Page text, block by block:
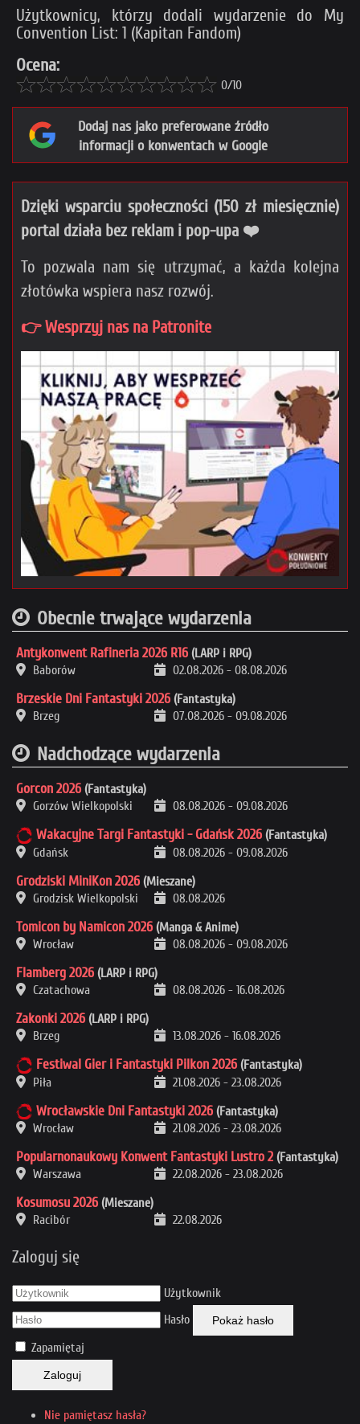
Użytkownicy, którzy dodali wydarzenie do My
Convention List: 1 (Kapitan Fandom)
Ocena:
0/10
Dodaj nas jako preferowane źródło
informacji o konwentach w Google
Dzięki wsparciu społeczności (150 zł miesięcznie)
portal działa bez reklam i pop-upa ❤️
To pozwala nam się utrzymać, a każda kolejna
złotówka wspiera nasz rozwój.
👉 Wesprzyj nas na Patronite
Obecnie trwające wydarzenia
Antykonwent Rafineria 2026 R16 (LARP i RPG)
Baborów
02.08.2026 - 08.08.2026
Brzeskie Dni Fantastyki 2026 (Fantastyka)
Brzeg
07.08.2026 - 09.08.2026
Nadchodzące wydarzenia
Gorcon 2026 (Fantastyka)
Gorzów Wielkopolski
08.08.2026 - 09.08.2026
Wakacyjne Targi Fantastyki - Gdańsk 2026 (Fantastyka)
Gdańsk
08.08.2026 - 09.08.2026
Grodziski MiniKon 2026 (Mieszane)
Grodzisk Wielkopolski
08.08.2026
Tomicon by Namicon 2026 (Manga & Anime)
Wrocław
08.08.2026 - 09.08.2026
Flamberg 2026 (LARP i RPG)
Czatachowa
08.08.2026 - 16.08.2026
Zakonki 2026 (LARP i RPG)
Brzeg
13.08.2026 - 16.08.2026
Festiwal Gier i Fantastyki Pilkon 2026 (Fantastyka)
Piła
21.08.2026 - 23.08.2026
Wrocławskie Dni Fantastyki 2026 (Fantastyka)
Wrocław
21.08.2026 - 23.08.2026
Popularnonaukowy Konwent Fantastyki Lustro 2 (Fantastyka)
Warszawa
22.08.2026 - 23.08.2026
Kosumosu 2026 (Mieszane)
Racibór
22.08.2026
Zaloguj się
Użytkownik
Hasło
Pokaż hasło
Zapamiętaj
Zaloguj
Nie pamiętasz hasła?